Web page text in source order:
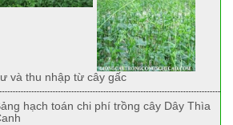
và thu nhập từ cây gấc
hạch toán chi phí trồng cây Dây Thìa